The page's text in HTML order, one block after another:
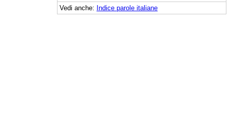
Vedi anche: Indice parole italiane